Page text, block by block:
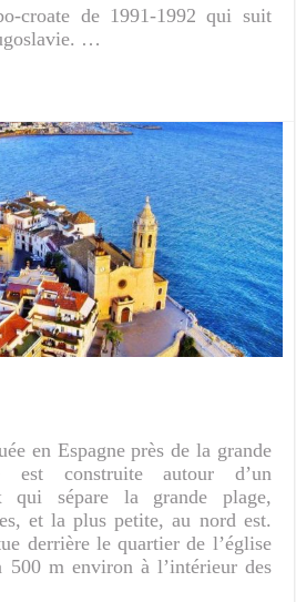
croate de 1991-1992 qui suit
…
en Espagne près de la grande
est construite autour d’un
qui sépare la grande plage,
et la plus petite, au nord est.
derrière le quartier de l’église
500 m environ à l’intérieur des